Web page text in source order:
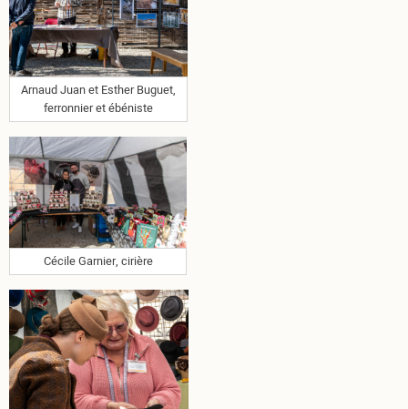
Arnaud Juan et Esther Buguet,
ferronnier et ébéniste
Cécile Garnier, cirière